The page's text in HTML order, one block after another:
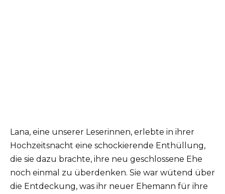
Lana, eine unserer Leserinnen, erlebte in ihrer
Hochzeitsnacht eine schockierende Enthüllung,
die sie dazu brachte, ihre neu geschlossene Ehe
noch einmal zu überdenken. Sie war wütend über
die Entdeckung, was ihr neuer Ehemann für ihre